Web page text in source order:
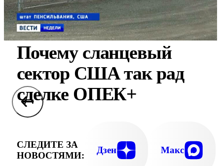
Почему сланцевый
сектор США так рад
сделке ОПЕК+
СЛЕДИТЕ ЗА
НОВОСТЯМИ:
Дзен Макс